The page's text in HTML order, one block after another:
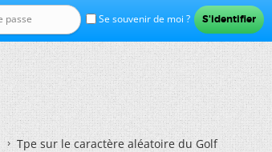
Se souvenir de moi ?
Tpe sur le caractère aléatoire du Golf